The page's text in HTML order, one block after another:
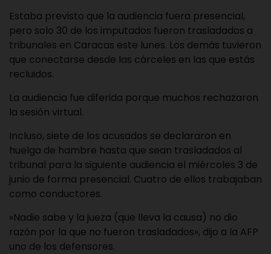
Estaba previsto que la audiencia fuera presencial,
pero solo 30 de los imputados fueron trasladados a
tribunales en Caracas este lunes. Los demás tuvieron
que conectarse desde las cárceles en las que estás
recluidos.
La audiencia fue diferida porque muchos rechazaron
la sesión virtual.
Incluso, siete de los acusados se declararon en
huelga de hambre hasta que sean trasladados al
tribunal para la siguiente audiencia el miércoles 3 de
junio de forma presencial. Cuatro de ellos trabajaban
como conductores.
«Nadie sabe y la jueza (que lleva la causa) no dio
razón por la que no fueron trasladados», dijo a la AFP
uno de los defensores.